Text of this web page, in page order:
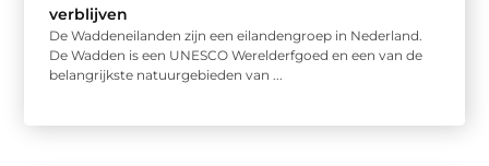
verblijven
De Waddeneilanden zijn een eilandengroep in Nederland.
De Wadden is een UNESCO Werelderfgoed en een van de
belangrijkste natuurgebieden van ...